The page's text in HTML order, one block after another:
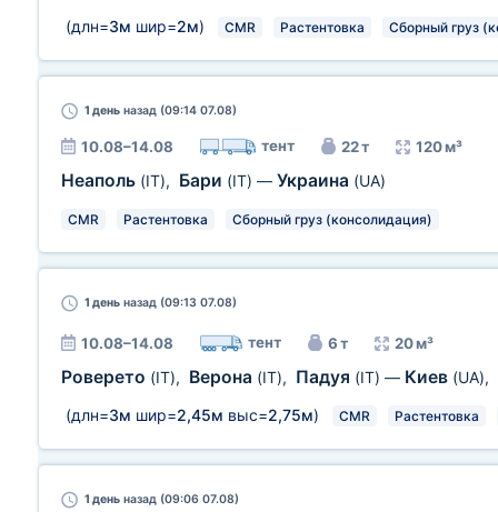
(длн=3м шир=2м) CMR Растентовка Сборный груз
1 день назад (09:14 07.08)
10.08–14.08 тент 22 т 120 м³
Неаполь (IT), Бари (IT) — Украина (UA)
CMR Растентовка Сборный груз (консолидация)
1 день назад (09:13 07.08)
10.08–14.08 тент 6 т 20 м³
Роверето (IT), Верона (IT), Падуя (IT) — Киев (UA),
(длн=3м шир=2,45м выс=2,75м) CMR Растентовка
1 день назад (09:06 07.08)